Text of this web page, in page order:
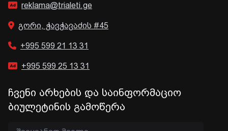
reklama@trialeti.ge
გორი, ჭავჭავაძის #45
+995 599 21 13 31
+995 599 25 13 31
ჩვენი არხების და საინფორმაციო
ბიულეტინის გამოწერა